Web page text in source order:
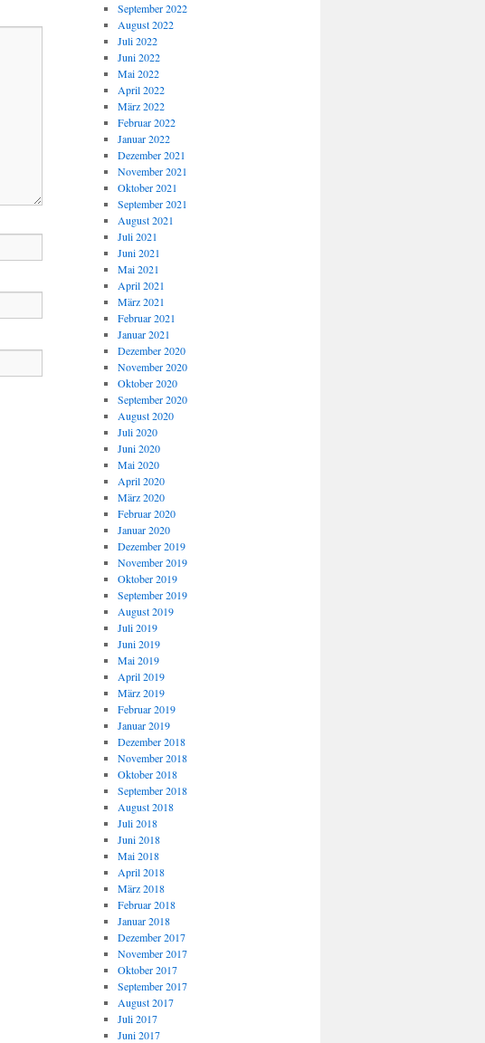
September 2022
August 2022
Juli 2022
Juni 2022
Mai 2022
April 2022
März 2022
Februar 2022
Januar 2022
Dezember 2021
November 2021
Oktober 2021
September 2021
August 2021
Juli 2021
Juni 2021
Mai 2021
April 2021
März 2021
Februar 2021
Januar 2021
Dezember 2020
November 2020
Oktober 2020
September 2020
August 2020
Juli 2020
Juni 2020
Mai 2020
April 2020
März 2020
Februar 2020
Januar 2020
Dezember 2019
November 2019
Oktober 2019
September 2019
August 2019
Juli 2019
Juni 2019
Mai 2019
April 2019
März 2019
Februar 2019
Januar 2019
Dezember 2018
November 2018
Oktober 2018
September 2018
August 2018
Juli 2018
Juni 2018
Mai 2018
April 2018
März 2018
Februar 2018
Januar 2018
Dezember 2017
November 2017
Oktober 2017
September 2017
August 2017
Juli 2017
Juni 2017